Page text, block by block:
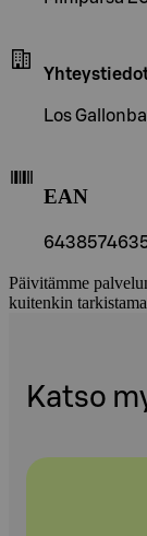
Los
EAN
Päivitämme
kuitenkin
Katso